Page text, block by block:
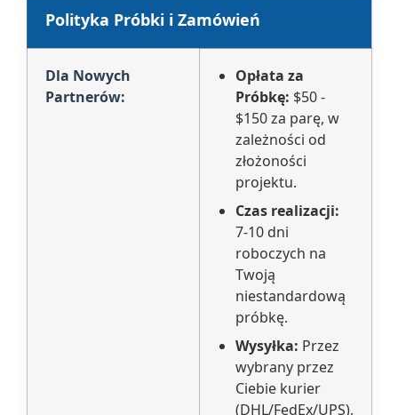
Polityka Próbki i Zamówień
Dla Nowych
Partnerów:
Opłata za
Próbkę: $50 -
$150 za parę, w
zależności od
złożoności
projektu.
Czas realizacji:
7-10 dni
roboczych na
Twoją
niestandardową
próbkę.
Wysyłka: Przez
wybrany przez
Ciebie kurier
(DHL/FedEx/UPS),